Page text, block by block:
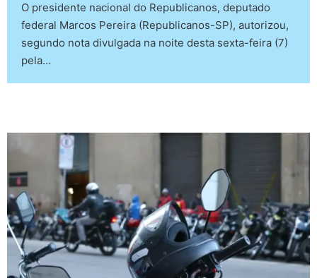
O presidente nacional do Republicanos, deputado
federal Marcos Pereira (Republicanos-SP), autorizou,
segundo nota divulgada na noite desta sexta-feira (7)
pela…